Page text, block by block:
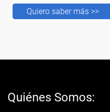
Quiero saber más >>
Quiénes Somos: